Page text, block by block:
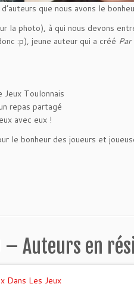
que nous avons le
la photo), à qui nous devons
:p), jeune auteur qui a créé
Jeux Toulonnais
repas partagé
avec eux !
le bonheur des joueurs et
– Auteurs en
Dans Les Jeux